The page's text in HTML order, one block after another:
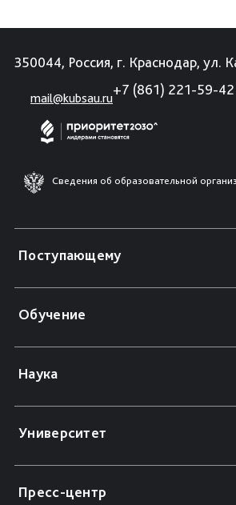
350044, Россия, г. Краснодар, ул.
mail@kubsau.ru
+7 (861) 221-59-42
Сведения об образовательной
Поступающему
Обучение
Наука
Университет
Пресс-центр